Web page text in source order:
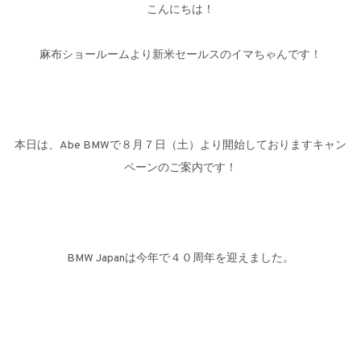
こんにちは！
麻布ショールームより新米セールスのイマちゃんです！
本日は、Abe BMWで８月７日（土）より開始しておりますキャン
ペーンのご案内です！
BMW Japanは今年で４０周年を迎えました。